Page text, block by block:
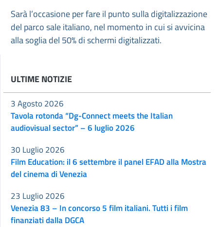
Sarà l’occasione per fare il punto sulla digitalizzazione
del parco sale italiano, nel momento in cui si avvicina
alla soglia del 50% di schermi digitalizzati.
ULTIME NOTIZIE
Tavola rotonda “Dg-Connect meets the Italian
audiovisual sector” – 6 luglio 2026
3 Agosto 2026
Film Education: il 6 settembre il panel EFAD alla Mostra
del cinema di Venezia
30 Luglio 2026
Venezia 83 – In concorso 5 film italiani. Tutti i film
finanziati dalla DGCA
23 Luglio 2026